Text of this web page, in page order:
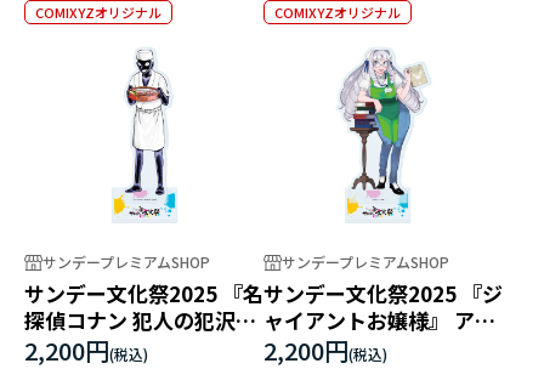
COMIXYZオリジナル COMIXYZオリジナル
サンデープレミアムSHOP
サンデー文化祭2025 『名
探偵コナン 犯人の犯沢さ
ん』 アクリルスタンド
2,200円
サンデープレミアムSHOP
サンデー文化祭2025 『ジ
ャイアントお嬢様』 アク
リルスタンド
2,200円